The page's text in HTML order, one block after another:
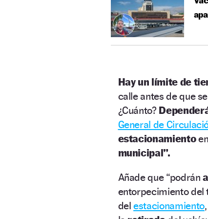
Hay un límite de
calle antes de que
¿Cuánto?
General de
estacionamientoen
municipal”.
Añade que “podrán
entorpecimiento del
delestacionamiento